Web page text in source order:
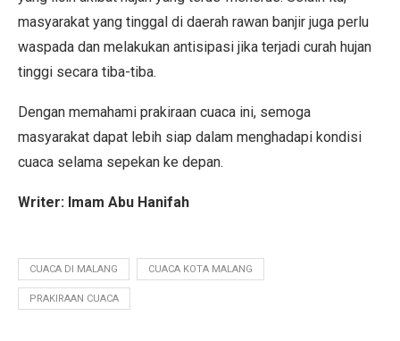
masyarakat yang tinggal di daerah rawan banjir juga perlu
waspada dan melakukan antisipasi jika terjadi curah hujan
tinggi secara tiba-tiba.
Dengan memahami prakiraan cuaca ini, semoga
masyarakat dapat lebih siap dalam menghadapi kondisi
cuaca selama sepekan ke depan.
Writer: Imam Abu Hanifah
CUACA DI MALANG CUACA KOTA MALANG
PRAKIRAAN CUACA